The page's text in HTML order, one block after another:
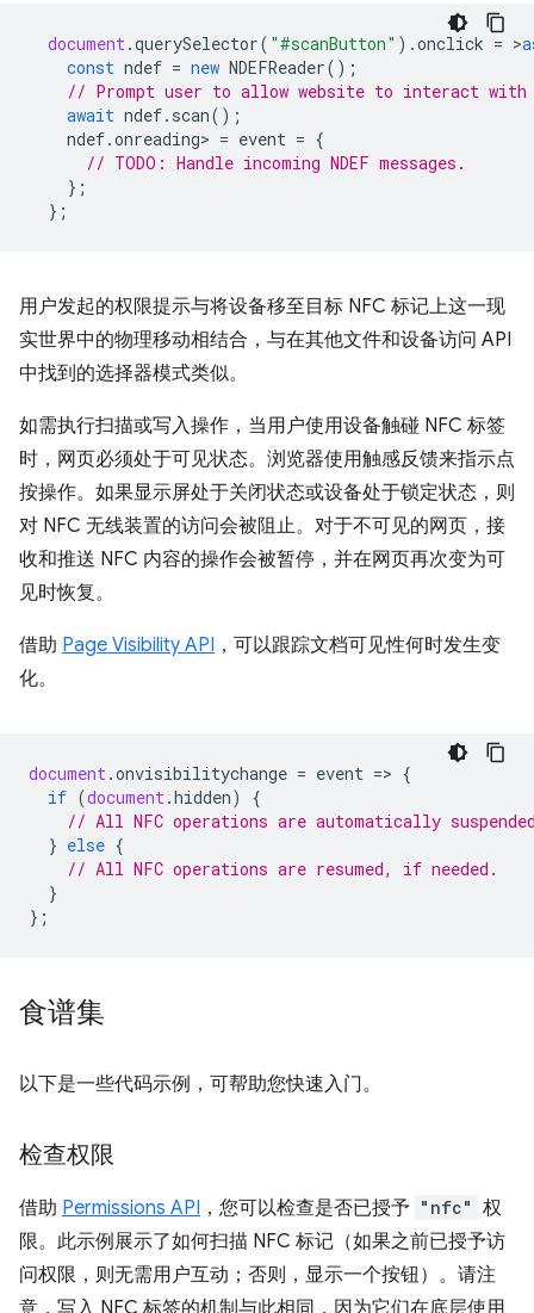
document.querySelector( "#scanButton" ).onclick = >
const ndef = new NDEFReader();
// Prompt user to allow website to interact with
await ndef. scan();
ndef.onreading> = event = {
// TODO: Handle incoming NDEF messages.
};
};
用户发起的权限提示与将设备移至目标 NFC 标记上这一现
实世界中的物理移动相结合，与在其他文件和设备访问 API
中找到的选择器模式类似。
如需执行扫描或写入操作，当用户使用设备触碰 NFC 标签
时，网页必须处于可见状态。浏览器使用触感反馈来指示点
按操作。如果显示屏处于关闭状态或设备处于锁定状态，则
对 NFC 无线装置的访问会被阻止。对于不可见的网页，接
收和推送 NFC 内容的操作会被暂停，并在网页再次变为可
见时恢复。
借助 Page Visibility API ，可以跟踪文档可见性何时发生变
化。
document.onvisibilitychange = event => {
if (document.hidden)
{
// All NFC operations are automatically
} else {
// All NFC operations are resumed, if needed.
}
};
食谱集
以下是一些代码示例，可帮助您快速入门。
检查权限
借助 Permissions API ，您可以检查是否已授予 "nfc" 权
限。此示例展示了如何扫描 NFC 标记（如果之前已授予访
问权限，则无需用户互动；否则，显示一个按钮）。请注